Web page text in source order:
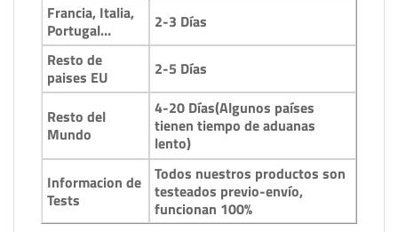
Francia, Italia,
Portugal…
2-3 Días
Resto de
paises EU
2-5 Días
Resto del
Mundo
4-20 Días(Algunos países
tienen tiempo de aduanas
lento)
Informacion de
Tests
Todos nuestros productos son
testeados previo-envío,
funcionan 100%